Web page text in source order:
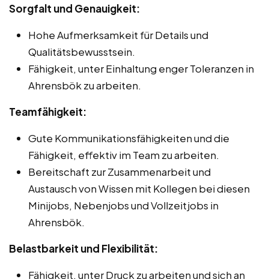
Sorgfalt und Genauigkeit:
Hohe Aufmerksamkeit für Details und
Qualitätsbewusstsein.
Fähigkeit, unter Einhaltung enger Toleranzen in
Ahrensbök zu arbeiten.
Teamfähigkeit:
Gute Kommunikationsfähigkeiten und die
Fähigkeit, effektiv im Team zu arbeiten.
Bereitschaft zur Zusammenarbeit und
Austausch von Wissen mit Kollegen bei diesen
Minijobs, Nebenjobs und Vollzeitjobs in
Ahrensbök.
Belastbarkeit und Flexibilität:
Fähigkeit, unter Druck zu arbeiten und sich an